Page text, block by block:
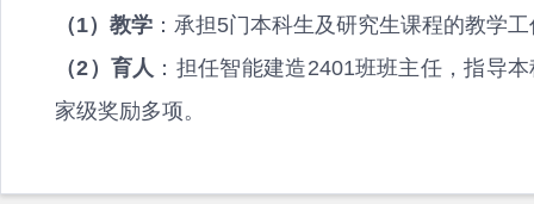
（1）教学 ：承担5门本科生及研究生课程的教学
（2）育人 ：担任智能建造2401班班主任，指导
家级奖励多项。